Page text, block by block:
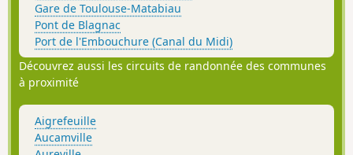
Gare de Toulouse-Matabiau
Pont de Blagnac
Port de l'Embouchure (Canal du Midi)
Découvrez aussi les circuits de randonnée des communes
à proximité
Aigrefeuille
Aucamville